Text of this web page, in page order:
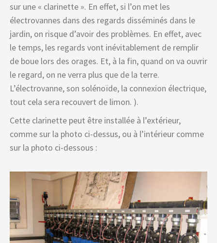
sur une « clarinette ». En effet, si l’on met les
électrovannes dans des regards disséminés dans le
jardin, on risque d’avoir des problèmes. En effet, avec
le temps, les regards vont inévitablement de remplir
de boue lors des orages. Et, à la fin, quand on va ouvrir
le regard, on ne verra plus que de la terre.
L’électrovanne, son solénoïde, la connexion électrique,
tout cela sera recouvert de limon. ).
Cette clarinette peut être installée à l’extérieur,
comme sur la photo ci-dessus, ou à l’intérieur comme
sur la photo ci-dessous :